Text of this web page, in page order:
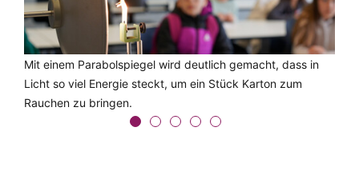
Mit einem Parabolspiegel wird deutlich gemacht, dass in
Licht so viel Energie steckt, um ein Stück Karton zum
Rauchen zu bringen.
Informatik zum Anfassen begeisterte auch die Mädchen.
In Technik-Workshops konnten die jungen Teilnehmerinnen
mehr über ihre technischen Talente entdecken.
Energie steckt überall - mit der Wärme einer Handfläche
oder mit einem kleinen Solarpanel wurden kleine
Ventilatoren angetrieben.
Hochkonzentriert: Hier wird ein Kreisel mit integriertem
Kompass zusammengebaut.